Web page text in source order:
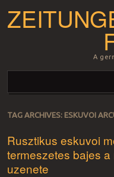
A
Skip to content
TAG ARCHIVES: ESKUVOI
Rusztikus eskuvoi
termeszetes bajes
uzenete